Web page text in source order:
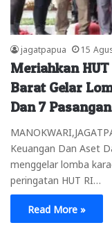
jagatpapua 15
Meriahkan HUT
Barat Gelar
Dan 7
Keuangan Dan Aset
menggelar lomba
peringatan HUT RI…
Read More »